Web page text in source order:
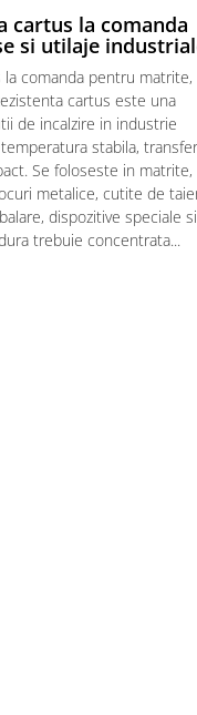
cartus la comanda
si utilaje
comanda pentru matrite,
cartus este una
de incalzire in industrie
stabila, transfer
Se foloseste in matrite,
metalice, cutite de
dispozitive speciale si
trebuie concentrata...